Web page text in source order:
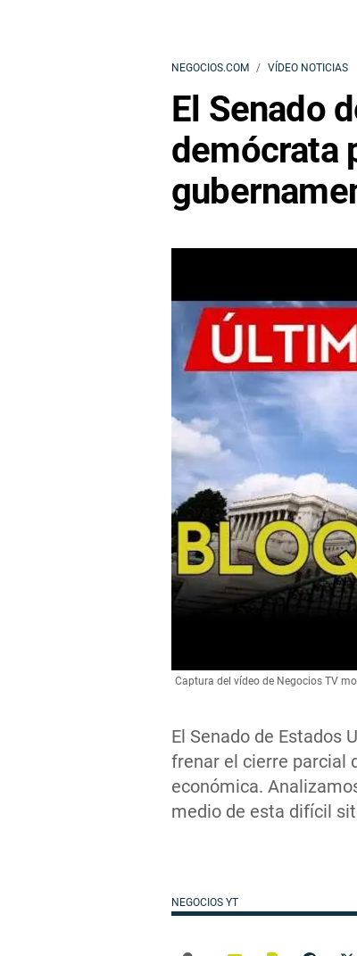
NEGOCIOS.COM VÍDEO NOTICIAS
El Senado
demócrata
El Senado de Estados
frenar el cierre parcial
económica.
medio de esta difícil
Captura del vídeo de Negocios TV
NEGOCIOS YT